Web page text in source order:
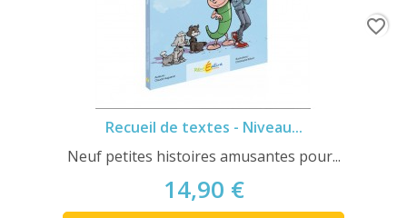
Recueil de textes - Niveau...
Neuf petites histoires amusantes pour...
14,90 €
favorite_border